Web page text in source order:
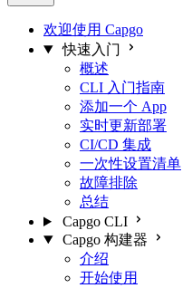
欢迎使用 Capgo
快速入门
概述
CLI 入门指南
添加一个 App
实时更新部署
CI/CD 集成
一次性设置清单
故障排除
总结
Capgo CLI
Capgo 构建器
介绍
开始使用